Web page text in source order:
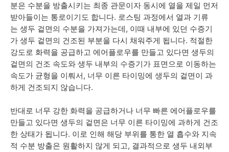
분은 수분을 방출시키는 최종 관문이자 동시에 열을 제일 먼저
받아들이는 통로이기도 합니다. 로스팅 과정에서 열과 기류
는 생두 겉면의 수분을 가져가는데, 이때 내부에 있던 수증기
가 생두 겉면의 건조된 부분을 다시 채워주게 됩니다. 적절한
강도로 화력을 공급하고 에어플로우를 만들고 있다면 생두의
겉면의 건조 속도와 생두 내부의 수증기가 표면으로 이동하는
속도가 균형을 이뤄서, 너무 이른 타이밍에 생두의 겉면이 과
하게 건조되지 않습니다.
반대로 너무 강한 화력을 공급하거나 너무 빠른 에어플로우를
만들고 있다면 생두의 겉면은 너무 이른 타이밍에 과하게 건조
한 상태가 됩니다. 이로 인해 해당 부위를 통한 열 흡수와 지속
적 수분 방출은 원활하지 않게 되고, 결과적으로 생두 내외부